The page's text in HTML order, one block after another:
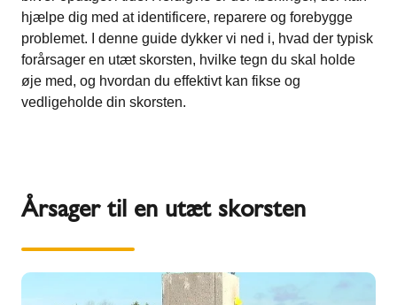
hjælpe dig med at identificere, reparere og forebygge
problemet. I denne guide dykker vi ned i, hvad der typisk
forårsager en utæt skorsten, hvilke tegn du skal holde
øje med, og hvordan du effektivt kan fikse og
vedligeholde din skorsten.
Årsager til en utæt skorsten